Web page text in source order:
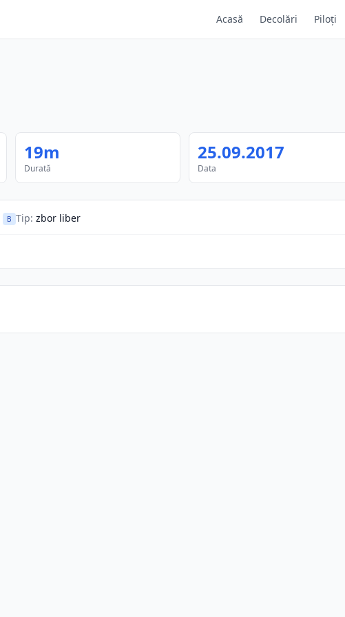
Acasă Decolări Piloți
19m
Durată
25.09.2017
Data
B Tip: zbor liber